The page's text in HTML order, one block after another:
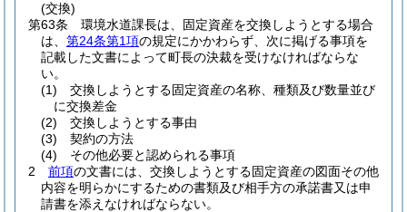
(交換)
第63条
環境水道課長は、固定資産を交換しようとする場合
は、 第24条第1項の規定にかかわらず、次に掲げる事項を
記載した文書によって町長の決裁を受けなければならな
い。
(1)
交換しようとする固定資産の名称、種類及び数量並び
に交換差金
(2)
交換しようとする事由
(3)
契約の方法
(4)
その他必要と認められる事項
2
前項の文書には、交換しようとする固定資産の図面その他
内容を明らかにするための書類及び相手方の承諾書又は申
請書を添えなければならない。